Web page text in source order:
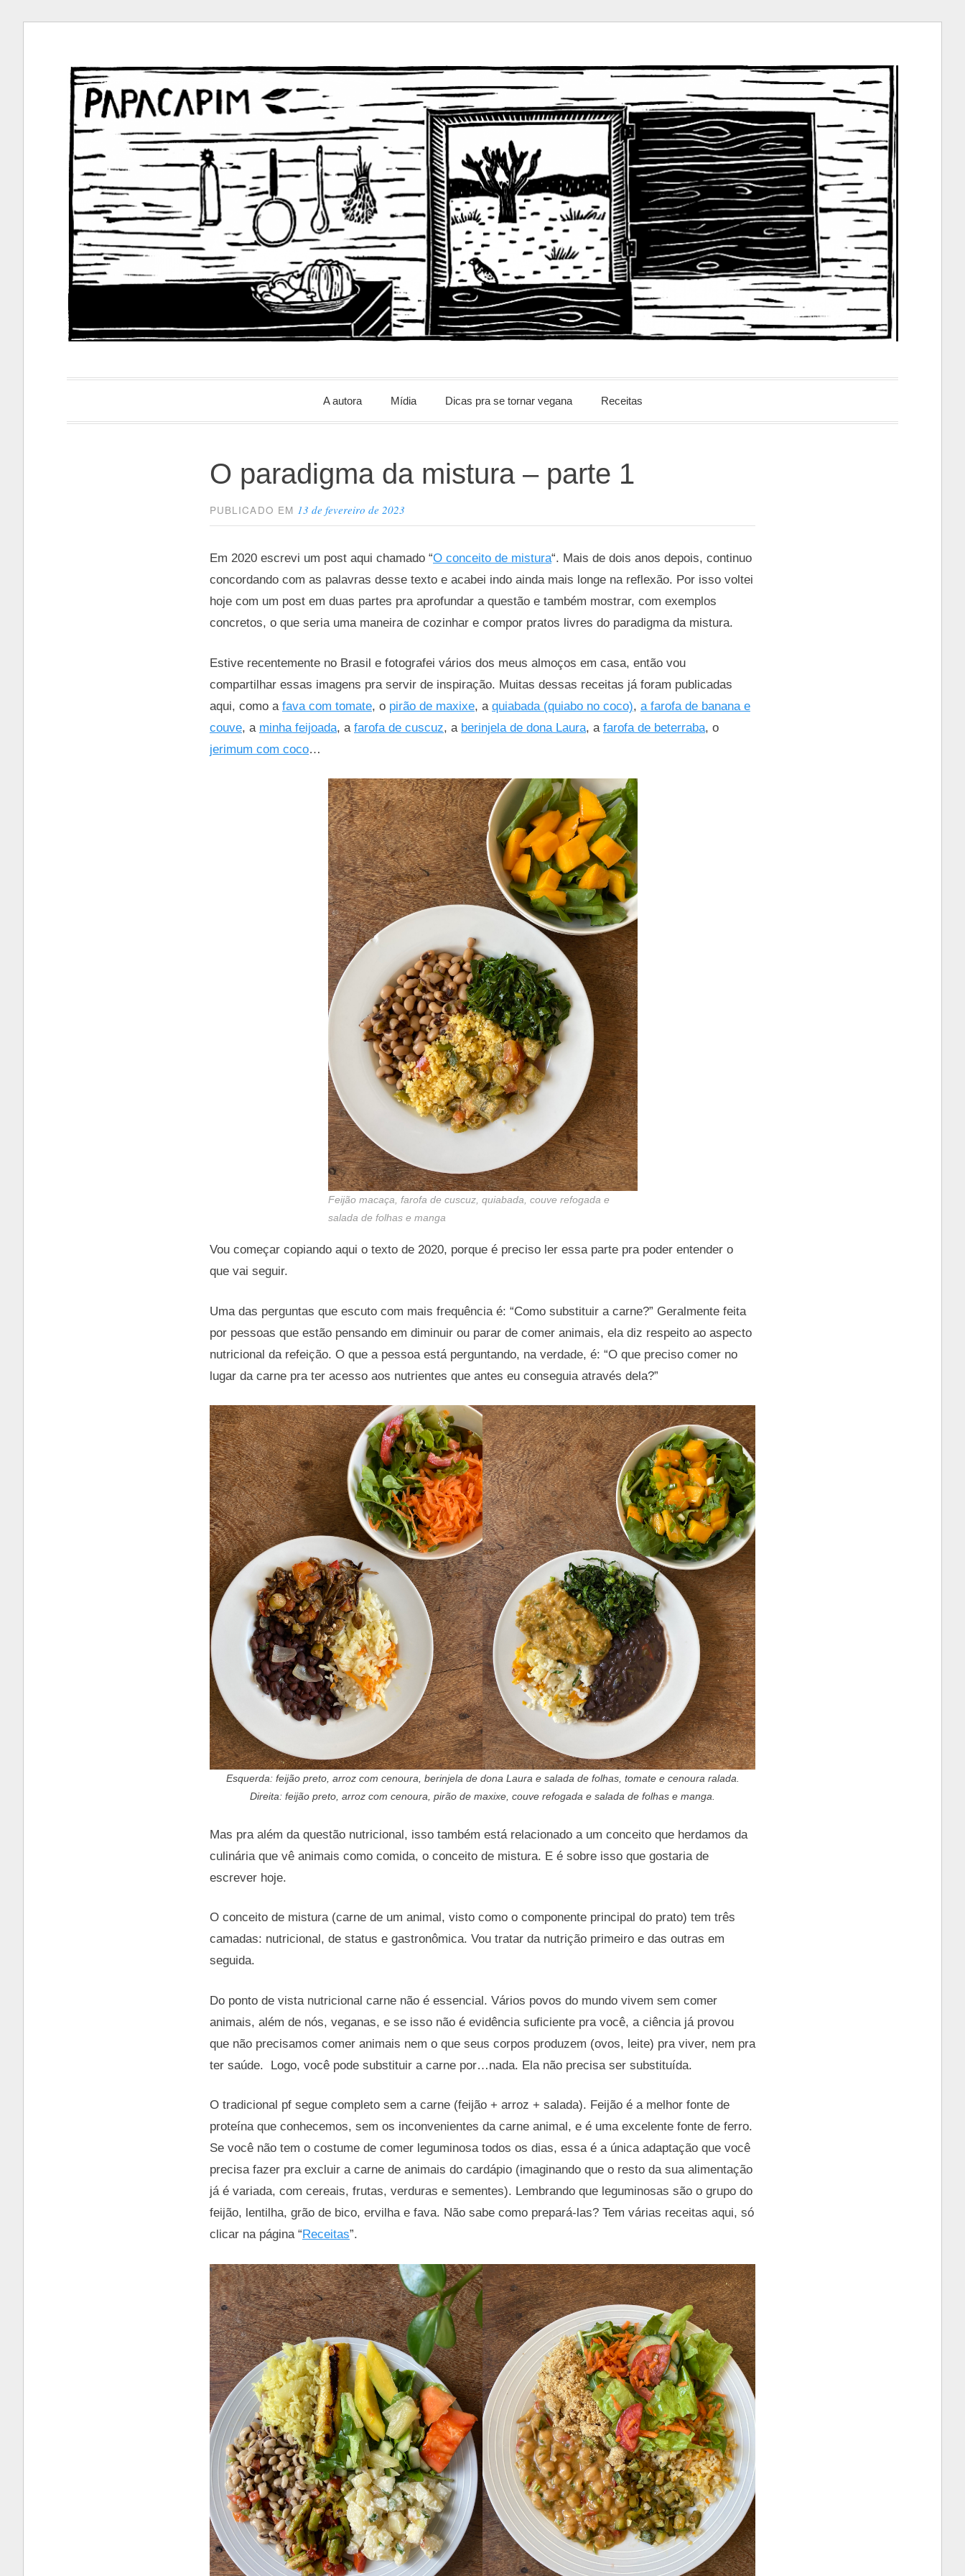
conteúdo
PapacapimA autora Mídia Dicas pra se tornar vegana Receitas
O paradigma da mistura – parte 1
PUBLICADO EM 13 de fevereiro de 2023
Em 2020 escrevi um post aqui chamado “O conceito de mistura“. Mais de dois anos depois, continuo
concordando com as palavras desse texto e acabei indo ainda mais longe na reflexão. Por isso voltei
hoje com um post em duas partes pra aprofundar a questão e também mostrar, com exemplos
concretos, o que seria uma maneira de cozinhar e compor pratos livres do paradigma da mistura.
Estive recentemente no Brasil e fotografei vários dos meus almoços em casa, então vou
compartilhar essas imagens pra servir de inspiração. Muitas dessas receitas já foram publicadas
aqui, como a fava com tomate, o pirão de maxixe, a quiabada (quiabo no coco), a farofa de banana e
couve, a minha feijoada, a farofa de cuscuz, a berinjela de dona Laura, a farofa de beterraba, o
jerimum com coco…
Feijão macaça, farofa de cuscuz, quiabada, couve refogada e
salada de folhas e manga
Vou começar copiando aqui o texto de 2020, porque é preciso ler essa parte pra poder entender o
que vai seguir.
Uma das perguntas que escuto com mais frequência é: “Como substituir a carne?” Geralmente feita
por pessoas que estão pensando em diminuir ou parar de comer animais, ela diz respeito ao aspecto
nutricional da refeição. O que a pessoa está perguntando, na verdade, é: “O que preciso comer no
lugar da carne pra ter acesso aos nutrientes que antes eu conseguia através dela?”
Esquerda: feijão preto, arroz com cenoura, berinjela de dona Laura e salada de folhas, tomate e cenoura ralada.
Direita: feijão preto, arroz com cenoura, pirão de maxixe, couve refogada e salada de folhas e manga.
Mas pra além da questão nutricional, isso também está relacionado a um conceito que herdamos da
culinária que vê animais como comida, o conceito de mistura. E é sobre isso que gostaria de
escrever hoje.
O conceito de mistura (carne de um animal, visto como o componente principal do prato) tem três
camadas: nutricional, de status e gastronômica. Vou tratar da nutrição primeiro e das outras em
seguida.
Do ponto de vista nutricional carne não é essencial. Vários povos do mundo vivem sem comer
animais, além de nós, veganas, e se isso não é evidência suficiente pra você, a ciência já provou
que não precisamos comer animais nem o que seus corpos produzem (ovos, leite) pra viver, nem pra
ter saúde. Logo, você pode substituir a carne por…nada. Ela não precisa ser substituída.
O tradicional pf segue completo sem a carne (feijão + arroz + salada). Feijão é a melhor fonte de
proteína que conhecemos, sem os inconvenientes da carne animal, e é uma excelente fonte de ferro.
Se você não tem o costume de comer leguminosa todos os dias, essa é a única adaptação que você
precisa fazer pra excluir a carne de animais do cardápio (imaginando que o resto da sua alimentação
já é variada, com cereais, frutas, verduras e sementes). Lembrando que leguminosas são o grupo do
feijão, lentilha, grão de bico, ervilha e fava. Não sabe como prepará-las? Tem várias receitas aqui, só
clicar na página “ Receitas”.